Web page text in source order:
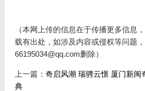
（本网上传的信息在于传播更多信息
载有出处，如涉及内容或侵权等问题
66195034@qq.com删除）
上一篇： 奇启风潮 瑞骋云憬 厦门新闽
典